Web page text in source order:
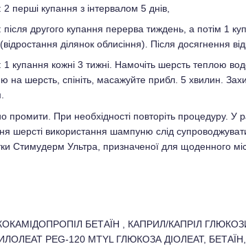
перші купання з інтервалом 5 днів,
другого купання перерва тиждень, а потім 1
ділянок облисіння). Після досягнення
купання кожні 3 тижні. Намочіть шерсть теплою
на шерсть, спініть, масажуйте прибл. 5 хвилин.
промити. При необхідності повторіть процедуру. У
шерсті використання шампуню слід
Стимудерм Ультра, призначеної для щоденного
БЕТАЇН , КАПРИЛ/КАПРІЛ
PEG-120 MTYL ГЛЮКОЗА ДІОЛЕАТ,